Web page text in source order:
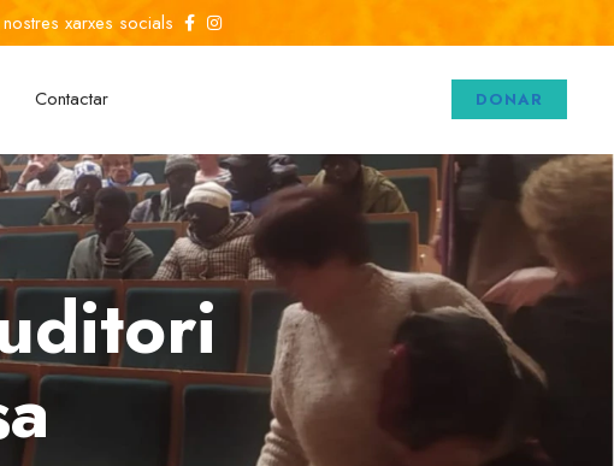
xarxes socials
Contactar DONAR